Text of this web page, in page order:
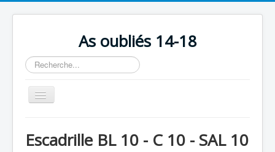
As oubliés 14-18
Rechercher
Basculer
la
Chronologie
Escadrille BL 10 - C 10 - SAL 10